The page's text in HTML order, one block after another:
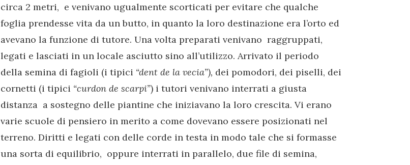
circa 2 metri, e venivano ugualmente scorticati per evitare che qualche
foglia prendesse vita da un butto, in quanto la loro destinazione era l’orto ed
avevano la funzione di tutore. Una volta preparati venivano raggruppati,
legati e lasciati in un locale asciutto sino all’utilizzo. Arrivato il periodo
della semina di fagioli (i tipici “dent de la vecia”), dei pomodori, dei piselli, dei
cornetti (i tipici “curdon de scarpi”) i tutori venivano interrati a giusta
distanza a sostegno delle piantine che iniziavano la loro crescita. Vi erano
varie scuole di pensiero in merito a come dovevano essere posizionati nel
terreno. Diritti e legati con delle corde in testa in modo tale che si formasse
una sorta di equilibrio, oppure interrati in parallelo, due file di semina,